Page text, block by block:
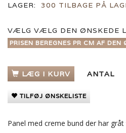
LAGER:
300 TILBAGE PÅ
VÆLG VÆLG DEN ØNSKEDE
PRISEN BEREGNES PR CM AF
LÆG I KURV ANTAL
TILFØJ ØNSKELISTE
Panel med creme bund der har